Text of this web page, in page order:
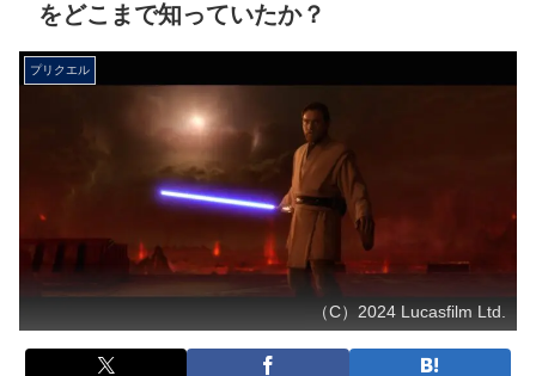
をどこまで知っていたか？
プリクエル
（C）2024 Lucasfilm Ltd.